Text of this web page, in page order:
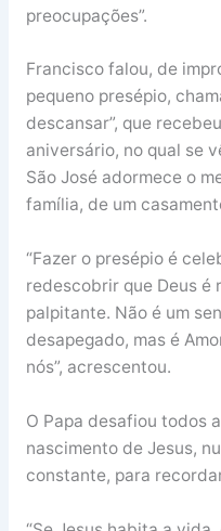
preocupações”.
Francisco falou, de
pequeno presépio,
descansar”, que
aniversário, no qual se
São José adormece o
família, de um
“Fazer o presépio é
redescobrir que Deus é
palpitante. Não é um
desapegado, mas é
nós”, acrescentou.
O Papa desafiou todos
nascimento de Jesus,
constante, para